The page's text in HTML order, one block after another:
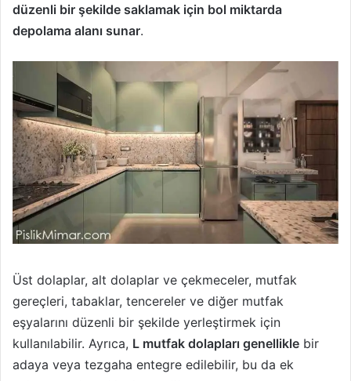
düzenli bir şekilde saklamak için bol miktarda
depolama alanı sunar.
Üst dolaplar, alt dolaplar ve çekmeceler, mutfak
gereçleri, tabaklar, tencereler ve diğer mutfak
eşyalarını düzenli bir şekilde yerleştirmek için
kullanılabilir. Ayrıca, L mutfak dolapları genellikle bir
adaya veya tezgaha entegre edilebilir, bu da ek